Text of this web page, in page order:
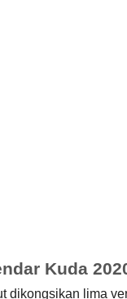
Kuda
dikongsikan lima